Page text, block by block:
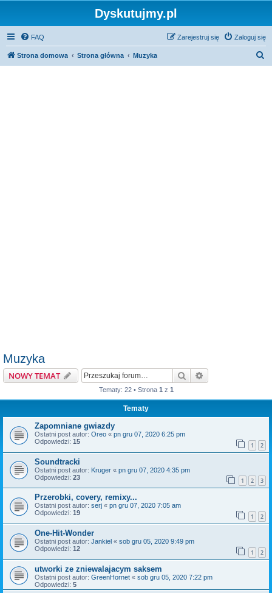
Dyskutujmy.pl
FAQ Zaloguj się
Zarejestruj się
Strona domowa Strona główna Muzyka
Muzyka
NOWY TEMAT Szukaj
Tematy: 22 • Strona 1 z 1
Tematy
Zapomniane gwiazdy
Ostatni post autor: Oreo « pn gru 07, 2020 6:25 pm
Odpowiedzi: 15 1 2
Soundtracki
Ostatni post autor: Kruger « pn gru 07, 2020 4:35 pm
Odpowiedzi: 23 1 2 3
Przerobki, covery, remixy...
Ostatni post autor: serj « pn gru 07, 2020 7:05 am
Odpowiedzi: 19 1 2
One-Hit-Wonder
Ostatni post autor: Jankiel « sob gru 05, 2020 9:49 pm
Odpowiedzi: 12 1 2
utworki ze zniewalajacym saksem
Ostatni post autor: GreenHornet « sob gru 05, 2020 7:22 pm
Odpowiedzi: 5